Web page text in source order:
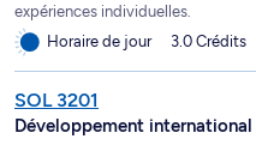
expériences individuelles.
Horaire de jour
3.0 Crédits
SOL 3201
Développement international